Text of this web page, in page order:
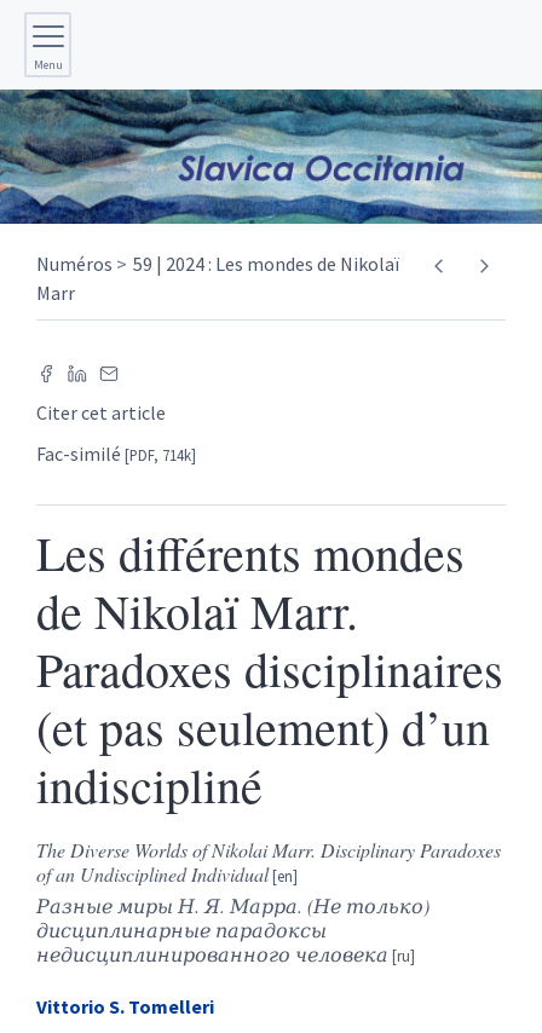
Menu
Numéros
59 | 2024 : Les mondes de Nikolaï
Marr
Citer cet article
Fac-similé [PDF, 714k]
Les différents mondes
de Nikolaï Marr.
Paradoxes disciplinaires
(et pas seulement) d’un
indiscipliné
The Diverse Worlds of Nikolai Marr. Disciplinary Paradoxes
of an Undisciplined Individual
Разные миры Н. Я. Марра. (Не только)
дисциплинарные парадоксы
недисциплинированного человека
Vittorio S. Tomelleri